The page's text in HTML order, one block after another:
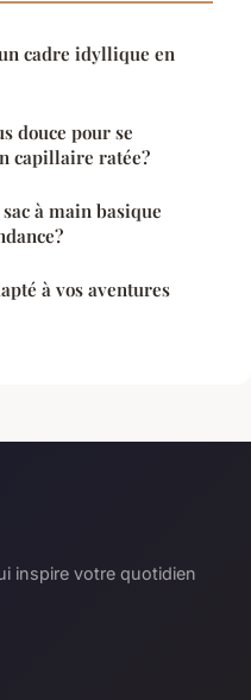
cadre idyllique en
douce pour se
capillaire ratée?
à main basique
à vos aventures
inspire votre quotidien